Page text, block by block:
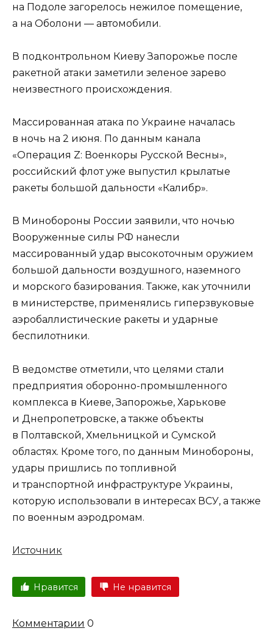
на Подоле загорелось нежилое помещение,
а на Оболони — автомобили.
В подконтрольном Киеву Запорожье после
ракетной атаки заметили зеленое зарево
неизвестного происхождения.
Массированная атака по Украине началась
в ночь на 2 июня. По данным канала
«Операция Z: Военкоры Русской Весны»,
российский флот уже выпустил крылатые
ракеты большой дальности «Калибр».
В Минобороны России заявили, что ночью
Вооруженные силы РФ нанесли
массированный удар высокоточным оружием
большой дальности воздушного, наземного
и морского базирования. Также, как уточнили
в министерстве, применялись гиперзвуковые
аэробаллистические ракеты и ударные
беспилотники.
В ведомстве отметили, что целями стали
предприятия оборонно-промышленного
комплекса в Киеве, Запорожье, Харькове
и Днепропетровске, а также объекты
в Полтавской, Хмельницкой и Сумской
областях. Кроме того, по данным Минобороны,
удары пришлись по топливной
и транспортной инфраструктуре Украины,
которую использовали в интересах ВСУ, а также
по военным аэродромам.
Источник
Нравится Не нравится
Комментарии 0